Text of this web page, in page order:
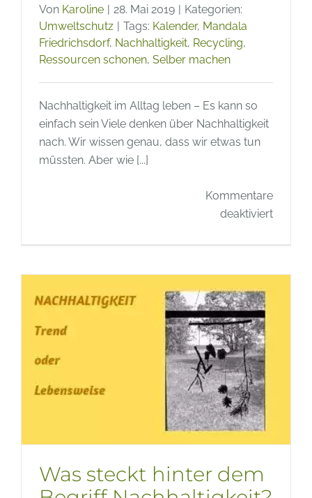
Von Karoline 28. Mai 2019
Kategorien:
Umweltschutz
Tags: Kalender, Mandala
Friedrichsdorf, Nachhaltigkeit, Recycling,
Ressourcen schonen, Selber machen
Nachhaltigkeit im Alltag leben – Es kann so
einfach sein Viele denken über Nachhaltigkeit
nach. Wir wissen genau, dass wir etwas tun
müssten. Aber wie [...]
Kommentare
deaktiviertfür
Was steckt hinter dem